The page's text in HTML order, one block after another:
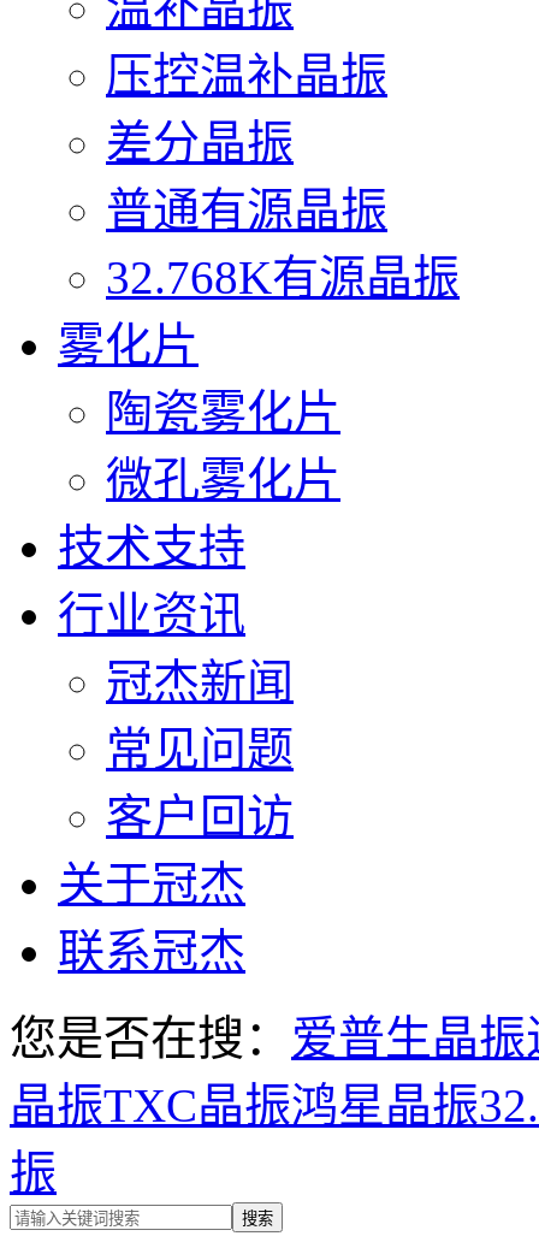
压控温补晶振
差分晶振
普通有源晶振
32.768K有源晶振
雾化片
陶瓷雾化片
微孔雾化片
技术支持
行业资讯
冠杰新闻
常见问题
客户回访
关于冠杰
联系冠杰
您是否在搜： 爱普生晶振
晶振TXC晶振鸿星晶振
振